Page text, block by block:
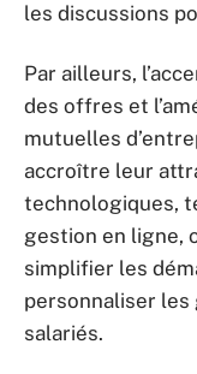
les discussions
Par ailleurs,
des offres et
mutuelles
accroître leur
technologiques,
gestion en ligne,
simplifier les
personnaliser les
salariés.